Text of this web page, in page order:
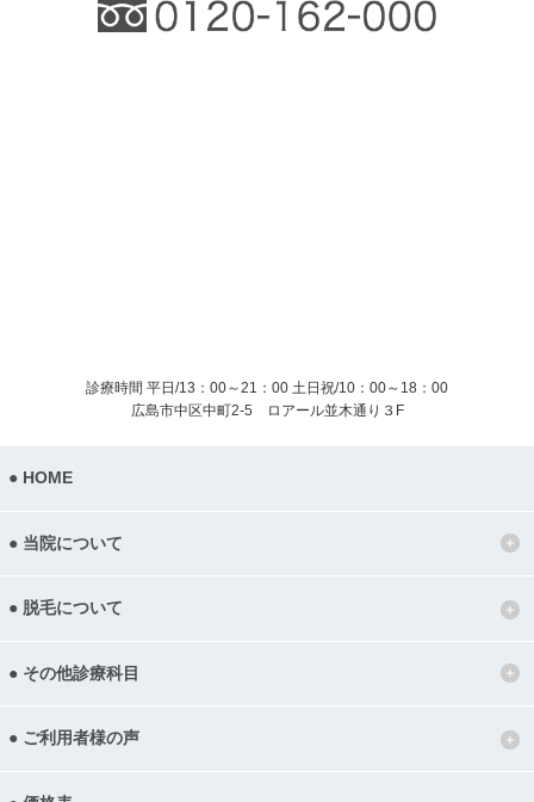
診療時間 平日/13：00～21：00 土日祝/10：00～18：00
広島市中区中町2-5 ロアール並木通り３F
HOME
当院について
脱毛について
その他診療科目
ご利用者様の声